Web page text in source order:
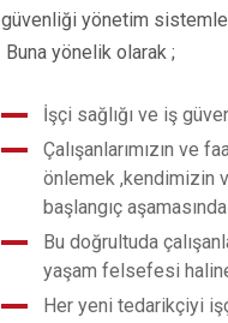
güvenliği yönetim
Buna yönelik olarak ;
İşçi sağlığı ve iş
Çalışanlarımızın ve
önlemek ,kendimizin
başlangıç
Bu doğrultuda
yaşam felsefesi
Her yeni tedarikçiyi